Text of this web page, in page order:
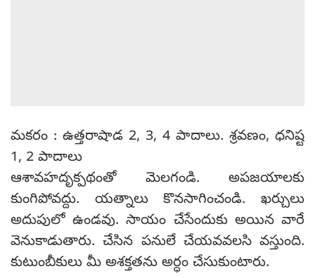
మకరం : ఉత్తరాషాడ 2, 3, 4 పాదాలు. శ్రవణం, ధనిష్ట
1, 2 పాదాలు
ఆశావహదృక్పథంతో మెలగండి. అపజయాలకు
కుంగిపోవద్దు. యత్నాలు కొనసాగించండి. ఖర్చులు
అదుపులో ఉండవు. సాయం చేసేందుకు అయిన వారే
వెనుకాడుతారు. చేసిన పనులే చేయవవలసి వస్తుంది.
కుటుంబీకులు మీ అశక్తతను అర్ధం చేసుకుంటారు.